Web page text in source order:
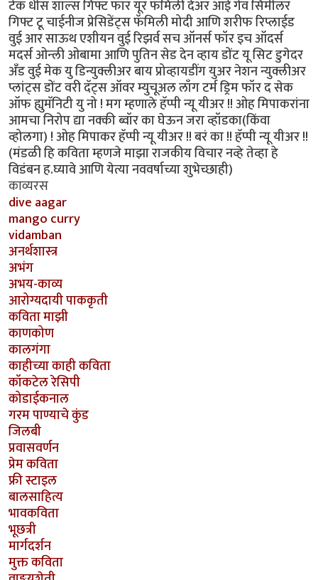
टेक धीस शॉल्स गिफ्ट फॉर यूर फॅमिली देअर आई गेव सिमीलर
गिफ्ट टू चाईनीज प्रेसिडेंट्स फॅमिली मोदी आणि शरीफ रिप्लाईड
वुई आर साऊथ एशीयन वुई रिझर्व सच ऑनर्स फॉर इच ऑदर्स
मदर्स ओन्ली ओबामा आणि पुतिन सेड देन व्हाय डोंट यू सिट डुगेदर
अँड वुई मेक यु डिन्युक्लीअर बाय प्रोव्हायडींग युअर नेशन न्युक्लीअर
प्लांट्स डोंट वरी दॅट्स ऑवर म्युचूअल लाँग टर्म ड्रिम फॉर द सेक
ऑफ ह्युमॅनिटी यु नो ! मग म्हणाले हॅप्पी न्यू यीअर !! ओह मिपाकरांना
आमचा निरोप द्या नक्की ब्वॉर का घेऊन जरा व्हॉडका(किंवा
व्होलगा) ! ओह मिपाकर हॅप्पी न्यू यीअर !! बरं का !! हॅप्पी न्यू यीअर !!
(मंडळी हि कविता म्हणजे माझा राजकीय विचार नव्हे तेव्हा हे
विडंबन ह.घ्यावे आणि येत्या नववर्षाच्या शुभेच्छाही)
काव्यरस
dive aagar
mango curry
vidamban
अनर्थशास्त्र
अभंग
अभय-काव्य
आरोग्यदायी पाककृती
कविता माझी
काणकोण
कालगंगा
काहीच्या काही कविता
कॉकटेल रेसिपी
कोडाईकनाल
गरम पाण्याचे कुंड
जिलबी
प्रवासवर्णन
प्रेम कविता
फ्री स्टाइल
बालसाहित्य
भावकविता
भूछत्री
मार्गदर्शन
मुक्त कविता